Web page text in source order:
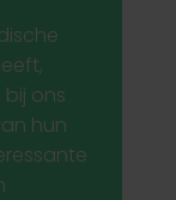
ons
hun